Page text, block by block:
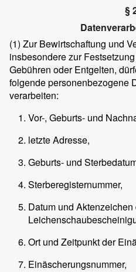
§
(1) Zur Bewirtschaftung und
insbesondere zur
Gebühren oder Entgelten,
folgende personenbezogene
verarbeiten:
Vor-, Geburts- und
letzte Adresse,
Geburts- und
Sterberegisternummer,
Datum und Aktenzeichen
Ort und Zeitpunkt der
Einäscherungsnummer,